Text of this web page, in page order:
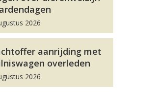
2026
aanrijding met
overleden
2026